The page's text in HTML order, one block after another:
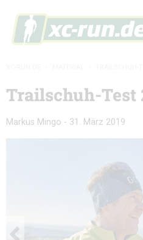
Trailschuh-Test
Markus Mingo - 31. März 2019